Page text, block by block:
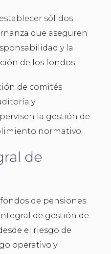
sólidos
que aseguren
y la
de los fondos.
de comités
y
la gestión de
normativo.
de
de pensiones
de gestión de
el riesgo de
operativo y